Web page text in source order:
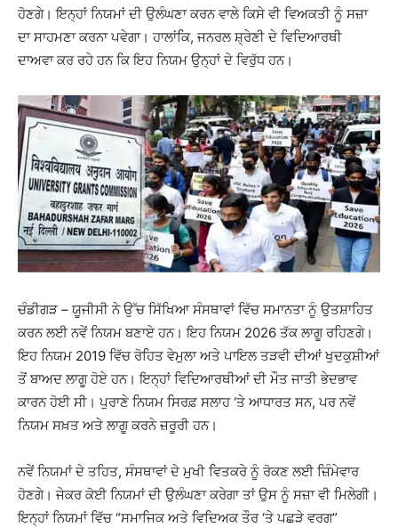
ਹੋਣਗੇ। ਇਨ੍ਹਾਂ ਨਿਯਮਾਂ ਦੀ ਉਲੰਘਣਾ ਕਰਨ ਵਾਲੇ ਕਿਸੇ ਵੀ ਵਿਅਕਤੀ ਨੂੰ ਸਜ਼ਾ
ਦਾ ਸਾਹਮਣਾ ਕਰਨਾ ਪਵੇਗਾ। ਹਾਲਾਂਕਿ, ਜਨਰਲ ਸ਼੍ਰੇਣੀ ਦੇ ਵਿਦਿਆਰਥੀ
ਦਾਅਵਾ ਕਰ ਰਹੇ ਹਨ ਕਿ ਇਹ ਨਿਯਮ ਉਨ੍ਹਾਂ ਦੇ ਵਿਰੁੱਧ ਹਨ।
ਚੰਡੀਗੜ – ਯੂਜੀਸੀ ਨੇ ਉੱਚ ਸਿੱਖਿਆ ਸੰਸਥਾਵਾਂ ਵਿੱਚ ਸਮਾਨਤਾ ਨੂੰ ਉਤਸ਼ਾਹਿਤ
ਕਰਨ ਲਈ ਨਵੇਂ ਨਿਯਮ ਬਣਾਏ ਹਨ। ਇਹ ਨਿਯਮ 2026 ਤੱਕ ਲਾਗੂ ਰਹਿਣਗੇ।
ਇਹ ਨਿਯਮ 2019 ਵਿੱਚ ਰੋਹਿਤ ਵੇਮੁਲਾ ਅਤੇ ਪਾਇਲ ਤੜਵੀ ਦੀਆਂ ਖੁਦਕੁਸ਼ੀਆਂ
ਤੋਂ ਬਾਅਦ ਲਾਗੂ ਹੋਏ ਹਨ। ਇਨ੍ਹਾਂ ਵਿਦਿਆਰਥੀਆਂ ਦੀ ਮੌਤ ਜਾਤੀ ਭੇਦਭਾਵ
ਕਾਰਨ ਹੋਈ ਸੀ। ਪੁਰਾਣੇ ਨਿਯਮ ਸਿਰਫ਼ ਸਲਾਹ ‘ਤੇ ਆਧਾਰਤ ਸਨ, ਪਰ ਨਵੇਂ
ਨਿਯਮ ਸਖ਼ਤ ਅਤੇ ਲਾਗੂ ਕਰਨੇ ਜ਼ਰੂਰੀ ਹਨ।
ਨਵੇਂ ਨਿਯਮਾਂ ਦੇ ਤਹਿਤ, ਸੰਸਥਾਵਾਂ ਦੇ ਮੁਖੀ ਵਿਤਕਰੇ ਨੂੰ ਰੋਕਣ ਲਈ ਜ਼ਿੰਮੇਵਾਰ
ਹੋਣਗੇ। ਜੇਕਰ ਕੋਈ ਨਿਯਮਾਂ ਦੀ ਉਲੰਘਣਾ ਕਰੇਗਾ ਤਾਂ ਉਸ ਨੂੰ ਸਜ਼ਾ ਵੀ ਮਿਲੇਗੀ।
ਇਨ੍ਹਾਂ ਨਿਯਮਾਂ ਵਿੱਚ “ਸਮਾਜਿਕ ਅਤੇ ਵਿਦਿਅਕ ਤੌਰ ‘ਤੇ ਪਛੜੇ ਵਰਗ”